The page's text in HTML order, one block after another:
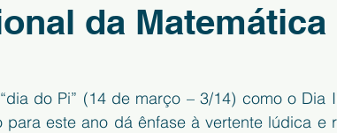
da Matemática
do Pi” (14 de março – 3/14) como o Dia
para este ano dá ênfase à vertente lúdica e